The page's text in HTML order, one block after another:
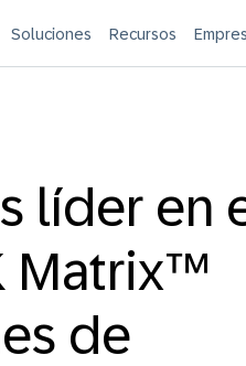
Soluciones Recursos
líder en
Matrix™
de